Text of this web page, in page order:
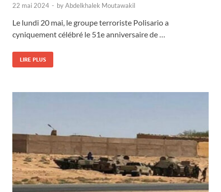
22 mai 2024 - byAbdelkhalek Moutawakil
Le lundi 20 mai, le groupe terroriste Polisario a
cyniquement célébré le 51e anniversaire de …
LIRE PLUS